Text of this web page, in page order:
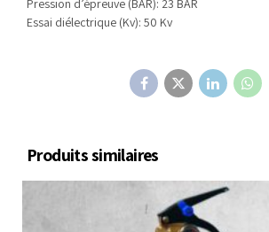
Pression d’épreuve (BAR): 23 BAR
Essai diélectrique (Kv): 50 Kv
Produits similaires